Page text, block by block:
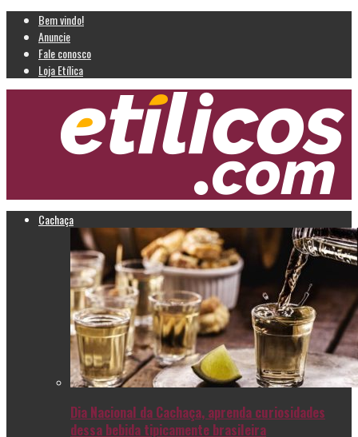
Bem vindo!
Anuncie
Fale conosco
Loja Etílica
Cachaça
Dia Nacional da Cachaça, aprenda curiosidades
dessa bebida tipicamente brasileira